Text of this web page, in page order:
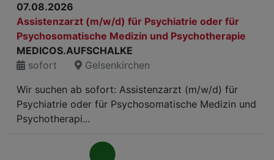
07.08.2026
Assistenzarzt (m/w/d) für Psychiatrie oder für
Psychosomatische Medizin und Psychotherapie
MEDICOS.AUFSCHALKE
sofort
Gelsenkirchen
Wir suchen ab sofort: Assistenzarzt (m/w/d) für
Psychiatrie oder für Psychosomatische Medizin und
Psychotherapi...